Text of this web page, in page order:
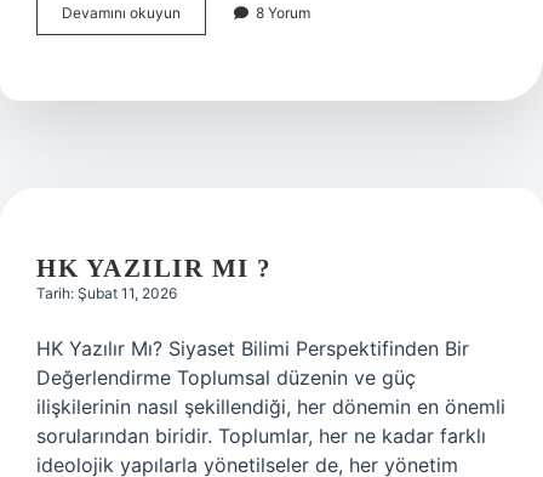
Devamını okuyun Sabahattin
ismi
kişide
8 Yorum
HK YAZILIR MI ?
Tarih: Şubat 11, 2026
HK Yazılır Mı? Siyaset Bilimi Perspektifinden Bir
Değerlendirme Toplumsal düzenin ve güç
ilişkilerinin nasıl şekillendiği, her dönemin en önemli
sorularından biridir. Toplumlar, her ne kadar farklı
ideolojik yapılarla yönetilseler de, her yönetim